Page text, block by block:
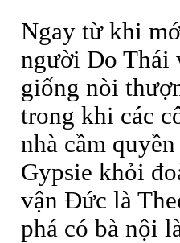
Ngay từ khi
người Do Thái
giống nòi
trong khi các
nhà cầm
Gypsie khỏi
vận Đức là
phá có bà nội